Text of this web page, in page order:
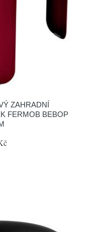
ZAHRADNÍ
FERMOB BEBOP